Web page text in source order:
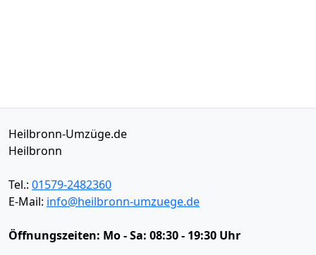
Heilbronn-Umzüge.de
Heilbronn
Tel.: 01579-2482360
E-Mail: info@heilbronn-umzuege.de
Öffnungszeiten: Mo - Sa: 08:30 - 19:30 Uhr